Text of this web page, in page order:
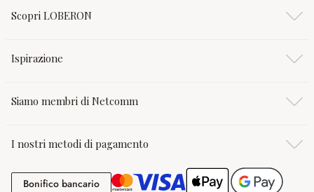
Scopri LOBERON
Ispirazione
Siamo membri di Netcomm
I nostri metodi di pagamento
Bonifico bancarioBonifico bancario